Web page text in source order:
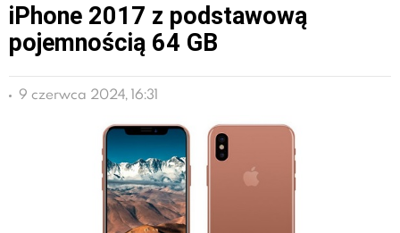
iPhone 2017 z podstawową
pojemnością 64 GB
9 czerwca 2024, 16:31